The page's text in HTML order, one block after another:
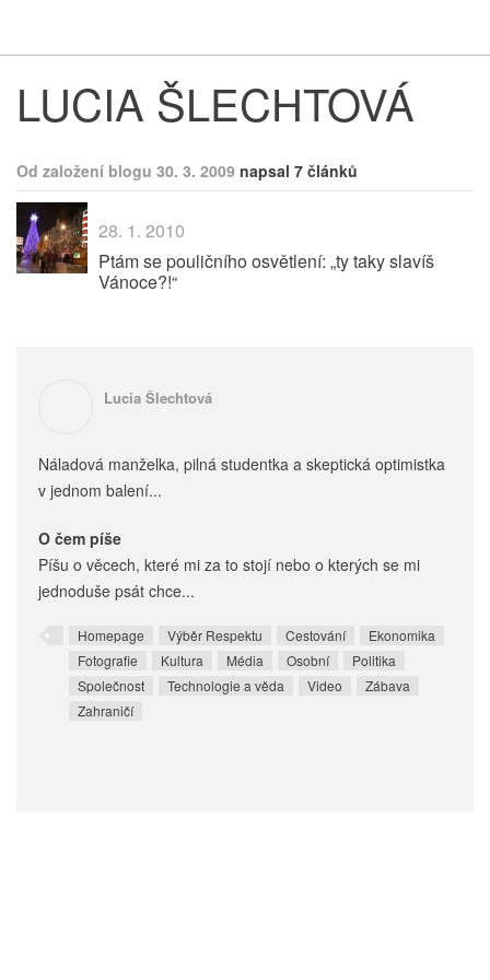
LUCIA ŠLECHTOVÁ
Od založení blogu 30. 3. 2009 napsal 7 článků
28. 1. 2010
Ptám se pouličního osvětlení: „ty taky slavíš
Vánoce?!“
Lucia Šlechtová
Náladová manželka, pilná studentka a skeptická optimistka
v jednom balení...
O čem píše
Píšu o věcech, které mi za to stojí nebo o kterých se mi
jednoduše psát chce...
Homepage Výběr Respektu Cestování
Ekonomika
Fotografie
Kultura Média Osobní
Politika
Společnost
Technologie a věda Video
Zábava
Zahraničí